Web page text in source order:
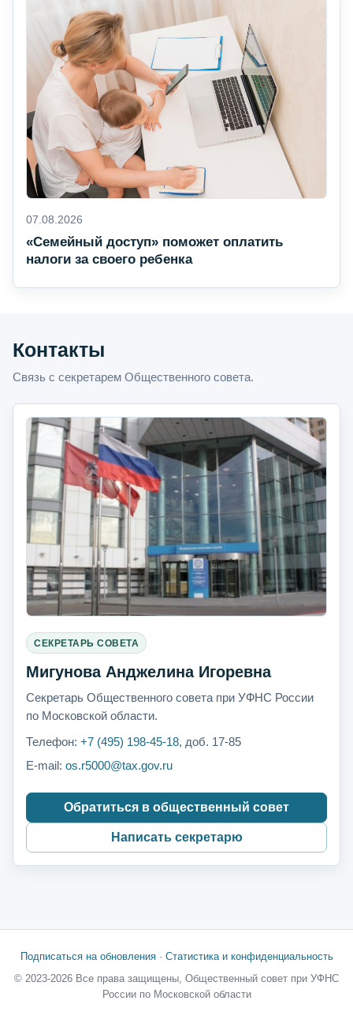
07.08.2026
«Семейный доступ» поможет оплатить
налоги за своего ребенка
Контакты
Связь с секретарем Общественного совета.
СЕКРЕТАРЬ СОВЕТА
Мигунова Анджелина Игоревна
Секретарь Общественного совета при УФНС России
по Московской области.
Телефон: +7 (495) 198-45-18, доб. 17-85
E-mail: os.r5000@tax.gov.ru
Обратиться в общественный совет
Написать секретарю
Подписаться на обновления· Статистика и конфиденциальность
© 2023-2026 Все права защищены, Общественный совет при УФНС
России по Московской области